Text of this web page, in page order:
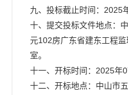
九、投标截止时间：2025
十、提交投标文件地点：
元102房广东省建东工程
室。
十一、开标时间：2025年
十二、开标地点：中山市